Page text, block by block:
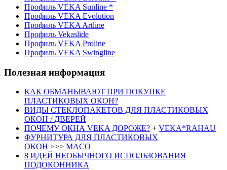
Профиль VEKA Sunline *
Профиль VEKA Evolution
Профиль VEKA Artline
Профиль Vekaslide
Профиль VEKA Proline
Профиль VEKA Swingline
Полезная информация
КАК ОБМАНЫВАЮТ ПРИ ПОКУПКЕ
ПЛАСТИКОВЫХ ОКОН?
ВИДЫ СТЕКЛОПАКЕТОВ ДЛЯ ПЛАСТИКОВЫХ
ОКОН / ДВЕРЕЙ
ПОЧЕМУ ОКНА VEKA ДОРОЖЕ? + VEKA*RAHAU
ФУРНИТУРА ДЛЯ ПЛАСТИКОВЫХ
ОКОН >>> MACO
8 ИДЕЙ НЕОБЫЧНОГО ИСПОЛЬЗОВАНИЯ
ПОДОКОННИКА